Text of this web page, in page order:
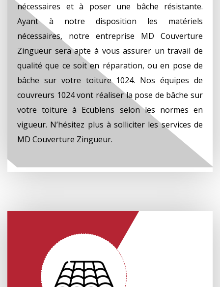
nécessaires et à poser une bâche résistante.
Ayant à notre disposition les matériels
nécessaires, notre entreprise MD Couverture
Zingueur sera apte à vous assurer un travail de
qualité que ce soit en réparation, ou en pose de
bâche sur votre toiture 1024. Nos équipes de
couvreurs 1024 vont réaliser la pose de bâche sur
votre toiture à Ecublens selon les normes en
vigueur. N’hésitez plus à solliciter les services de
MD Couverture Zingueur.